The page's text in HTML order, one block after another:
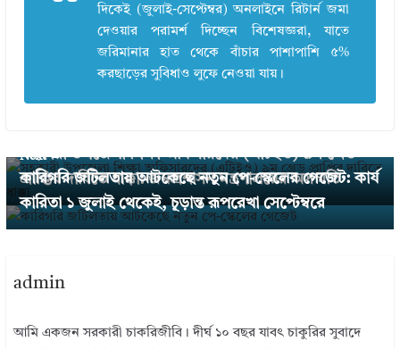
দিকেই (জুলাই-সেপ্টেম্বর) অনলাইনে রিটার্ন জমা
দেওয়ার পরামর্শ দিচ্ছেন বিশেষজ্ঞরা, যাতে
জরিমানার হাত থেকে বাঁচার পাশাপাশি ৫%
করছাড়ের সুবিধাও লুফে নেওয়া যায়।
সহকারী উপজেলা শিক্ষা অফিসারদের (এটিইও) ৯ম গ্রেড
প্রাপ্তির দাবিতে ধাক্কা: জনপ্রশাসন মন্ত্রণালয়ের অসম্মতি
Next →
কারিগরি জটিলতায় আটকেছে নতুন পে-স্কেলের গেজেট: কার্য
কারিতা ১ জুলাই থেকেই, চূড়ান্ত রূপরেখা সেপ্টেম্বরে
admin
আমি একজন সরকারী চাকরিজীবি। দীর্ঘ ১০ বছর যাবৎ চাকুরির সুবাদে